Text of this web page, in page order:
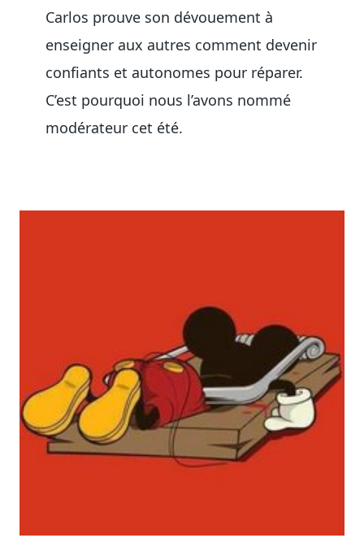
Carlos prouve son dévouement à
enseigner aux autres comment devenir
confiants et autonomes pour réparer.
C’est pourquoi nous l’avons nommé
modérateur cet été.